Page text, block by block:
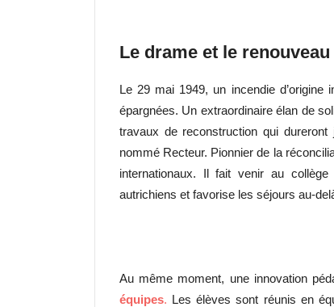
Le drame et le renouveau
Le 29 mai 1949, un incendie
épargnées. Un extraordinaire élan de
travaux de reconstruction qui
nommé Recteur. Pionnier de la
internationaux. Il fait venir au
autrichiens et favorise les séjours au-
Au même moment, une innovation
équipes. Les élèves sont réunis en